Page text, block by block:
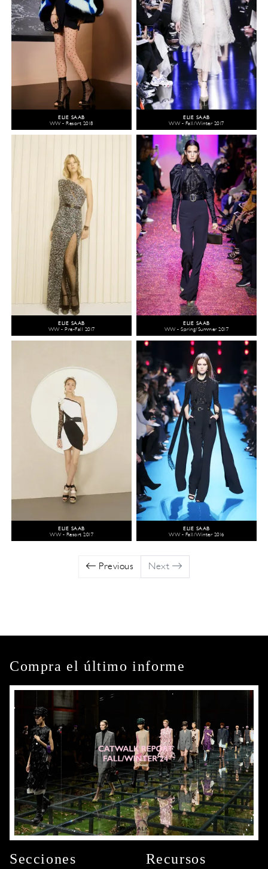
ELIE SAAB
WW - Resort 2018
ELIE SAAB
WW - Fall/Winter 2017
ELIE SAAB
WW - Pre-Fall 2017
ELIE SAAB
WW - Spring/Summer 2017
ELIE SAAB
WW - Resort 2017
ELIE SAAB
WW - Fall/Winter 2016
Previous Next
Compra el último informe
Secciones
Recursos